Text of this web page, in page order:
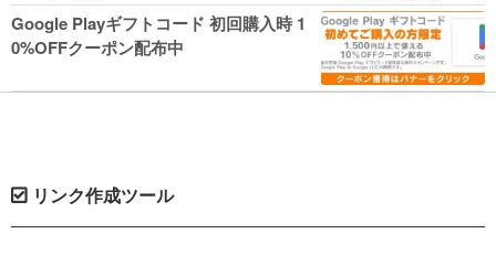
Google Playギフトコード 初回購入時 1
0%OFFクーポン配布中
リンク作成ツール